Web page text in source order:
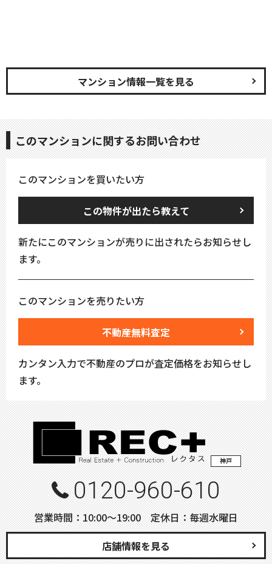
マンション情報一覧を見る
このマンションに関するお問い合わせ
このマンションを買いたい方
この物件が出たら教えて
新たにこのマンションが売りに出されたらお知らせし
ます。
このマンションを売りたい方
不動産無料査定
カンタン入力で不動産のプロが査定価格をお知らせし
ます。
神戸
0120-960-610
営業時間：10:00〜19:00 定休日：毎週水曜日
店舗情報を見る